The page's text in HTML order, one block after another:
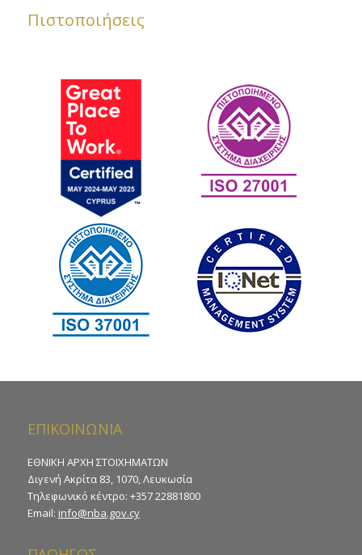
Πιστοποιήσεις
ΕΠΙΚΟΙΝΩΝΙΑ
ΕΘΝΙΚΗ ΑΡΧΗ ΣΤΟΙΧΗΜΑΤΩΝ
Διγενή Ακρίτα 83, 1070, Λευκωσία
Τηλεφωνικό κέντρο: +357 22881800
Email: info@nba.gov.cy